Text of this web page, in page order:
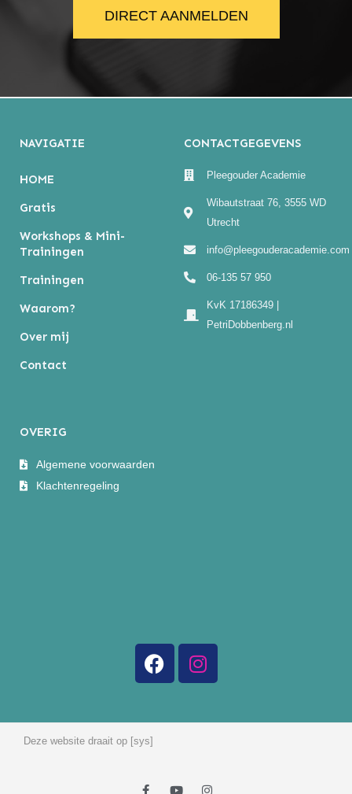
DIRECT AANMELDEN
NAVIGATIE
HOME
Gratis
Workshops & Mini-
Trainingen
Trainingen
Waarom?
Over mij
Contact
CONTACTGEGEVENS
Pleegouder Academie
Wibautstraat 76, 3555 WD
Utrecht
info@pleegouderacademie.com
06-135 57 950
KvK 17186349 |
PetriDobbenberg.nl
OVERIG
Algemene voorwaarden
Klachtenregeling
Deze website draait op [sys]